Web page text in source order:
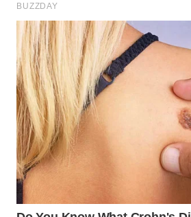
WN
PRIANGAN
TIMUR
WN
SEMARANG
WN
SOLO
BOROBUDUR